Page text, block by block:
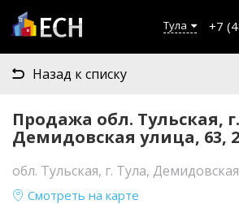
Тула +7
Назад к списку
Продажа обл. Тульская,
Демидовская улица, 63,
обл. Тульская, г. Тула,
Смотреть на карте